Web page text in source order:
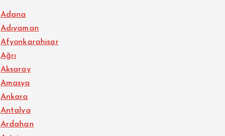
Adana
Adıyaman
Afyonkarahisar
Ağrı
Aksaray
Amasya
Ankara
Antalya
Ardahan